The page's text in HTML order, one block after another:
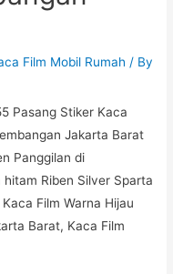
Film Mobil Rumah / By
Pasang Stiker Kaca
Jakarta Barat
Panggilan di
Riben Silver Sparta
Film Warna Hijau
Barat, Kaca Film